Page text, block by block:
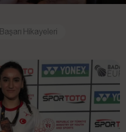
Başarı Hikayeleri